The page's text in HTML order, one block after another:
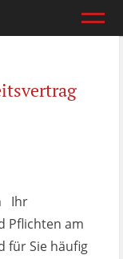
Ihr
Pflichten am
für Sie häufig